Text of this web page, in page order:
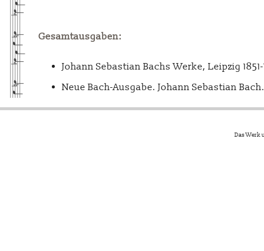
Gesamtausgaben:
Johann Sebastian Bachs Werke, Leipzig
Neue Bach-Ausgabe. Johann Sebastian
Das Werk